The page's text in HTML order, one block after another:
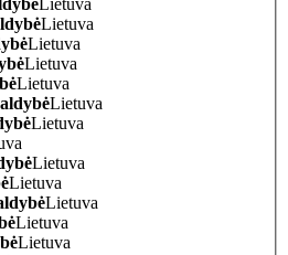
Lietuva
Lietuva
Lietuva
Lietuva
Lietuva
Lietuva
Lietuva
Lietuva
Lietuva
Lietuva
Lietuva
Lietuva